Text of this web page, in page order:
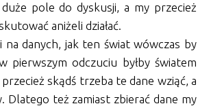
pole do dyskusji, a my przecież
aniżeli działać.
na danych, jak ten świat wówczas by
pierwszym odczuciu byłby światem
skądś trzeba te dane wziąć, a
Dlatego też zamiast zbierać dane my